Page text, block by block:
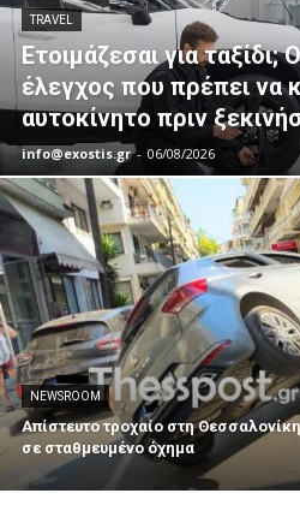
TRAVEL
Ετοιμάζεσαι για ταξίδι;
έλεγχος που πρέπει να
αυτοκίνητο πριν
info@exostis.gr - 06/08/2026
NEWSROOM
Απίστευτο τροχαίο στη
σε σταθμευμένο όχημα